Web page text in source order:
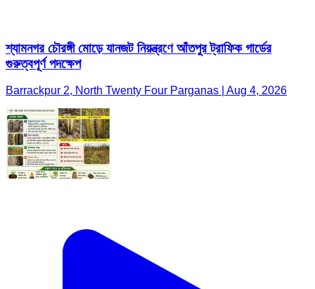
শ্যামনগর চৌরঙ্গী মোড়ে যানজট নিয়ন্ত্রণে আঁতপুর ট্রাফিক গার্ডের
গুরুত্বপূর্ণ পদক্ষেপ
Barrackpur 2, North Twenty Four Parganas | Aug 4, 2026